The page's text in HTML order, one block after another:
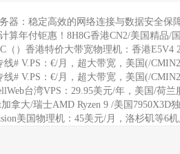
器：稳定高效的网络连接与数据安全保
算年付钜惠！8H8G香港CN2/美国精品/
（）香港特价大带宽物理机：香港E5V4
线# V.PS：€/月，超大带宽，美国(/
线# V.PS：€/月，超大带宽，美国(/
台湾VPS：29.95美元/年，美国/荷
加拿大/瑞士AMD Ryzen 9 /美国7950X3D
美国物理机：45美元/月，洛杉矶等6